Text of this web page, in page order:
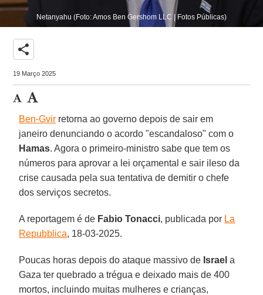
Netanyahu (Foto: Amos Ben Gershom LLC | Fotos Públicas)
share
19 Março 2025
Ben-Gvir retorna ao governo depois de sair em
janeiro denunciando o acordo "escandaloso" com o
Hamas. Agora o primeiro-ministro sabe que tem os
números para aprovar a lei orçamental e sair ileso da
crise causada pela sua tentativa de demitir o chefe
dos serviços secretos.
A reportagem é de Fabio Tonacci, publicada por La
Repubblica, 18-03-2025.
Poucas horas depois do ataque massivo de Israel a
Gaza ter quebrado a trégua e deixado mais de 400
mortos, incluindo muitas mulheres e crianças,